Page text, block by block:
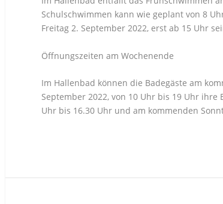
Schulschwimmen kann wie geplant von 8
Freitag 2. September 2022, erst ab 15 Uhr
Öffnungszeiten am Wochenende
Im Hallenbad können die Badegäste am
September 2022, von 10 Uhr bis 19 Uhr
Uhr bis 16.30 Uhr und am kommenden